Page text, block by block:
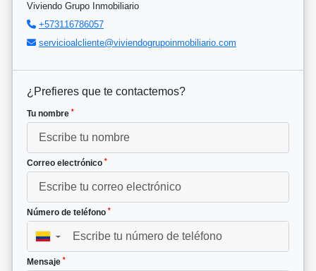
Viviendo Grupo Inmobiliario
+573116786057
servicioalcliente@viviendogrupoinmobiliario.com
¿Prefieres que te contactemos?
Tu nombre *
Correo electrónico *
Número de teléfono *
▼
Mensaje *